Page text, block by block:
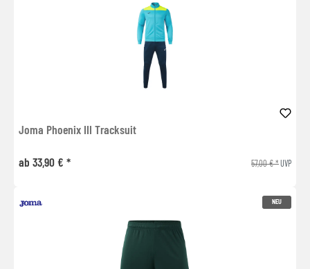
Joma Phoenix III Tracksuit
ab 33,90 € * 57,00 € *UVP
NEU